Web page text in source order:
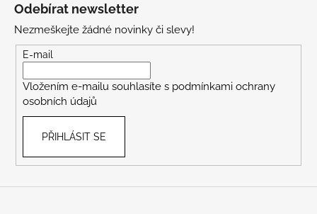
Odebírat newsletter
Nezmeškejte žádné novinky či slevy!
E-mail
Vložením e-mailu souhlasíte s podmínkami ochrany
osobních údajů
PŘIHLÁSIT SE